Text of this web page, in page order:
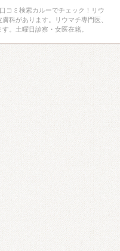
コミ検索カルーでチェック！リウ
科があります。リウマチ専門医、
。土曜日診察・女医在籍。